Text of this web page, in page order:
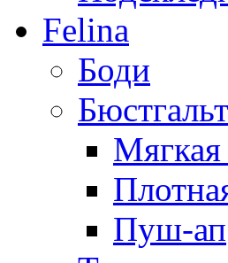
Felina
Боди
Пуш-ап